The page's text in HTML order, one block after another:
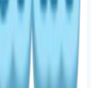
and more.